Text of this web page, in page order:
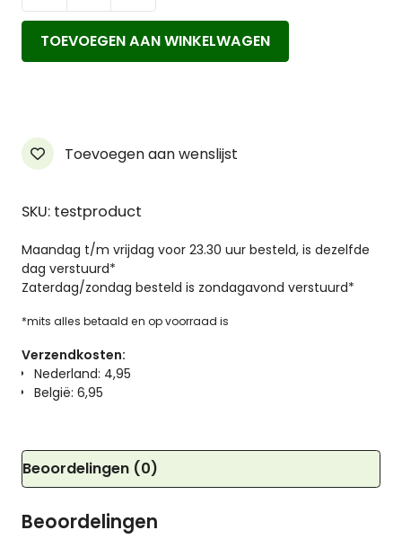
Product
aantal
TOEVOEGEN AAN WINKELWAGEN
Toevoegen aan wenslijst
SKU: testproduct
Maandag t/m vrijdag voor 23.30 uur besteld, is dezelfde
dag verstuurd*
Zaterdag/zondag besteld is zondagavond verstuurd*
*mits alles betaald en op voorraad is
Verzendkosten:
Nederland: 4,95
België: 6,95
Beoordelingen (0)
Beoordelingen